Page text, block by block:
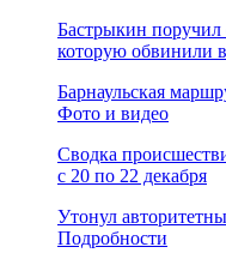
Бастрыкин
которую обвинили
Барнаульская
Фото и видео
Сводка
с 20 по 22 декабря
Утонул
Подробности